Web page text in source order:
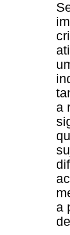
a
a